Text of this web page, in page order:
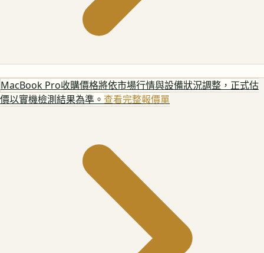
MacBook Pro收購價格將依市場行情與設備狀況調整，正式估
價以實機檢測結果為準。 查看完整報價單